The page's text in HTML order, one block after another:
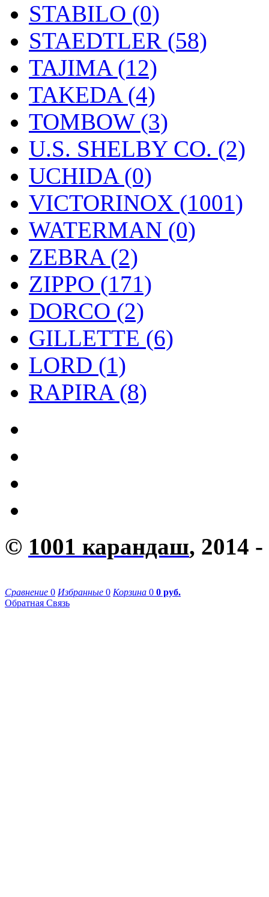
STABILO (0)
STAEDTLER (58)
TAJIMA (12)
TAKEDA (4)
TOMBOW (3)
U.S. SHELBY CO. (2)
UCHIDA (0)
VICTORINOX (1001)
WATERMAN (0)
ZEBRA (2)
ZIPPO (171)
DORCO (2)
GILLETTE (6)
LORD (1)
RAPIRA (8)
© 1001 карандаш, 2014 -
Сравнение 0 Избранные 0 Корзина 0 0 руб.
Обратная Связь